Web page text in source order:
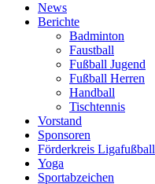
News
Berichte
Badminton
Faustball
Fußball Jugend
Fußball Herren
Handball
Tischtennis
Vorstand
Sponsoren
Förderkreis Ligafußball
Yoga
Sportabzeichen